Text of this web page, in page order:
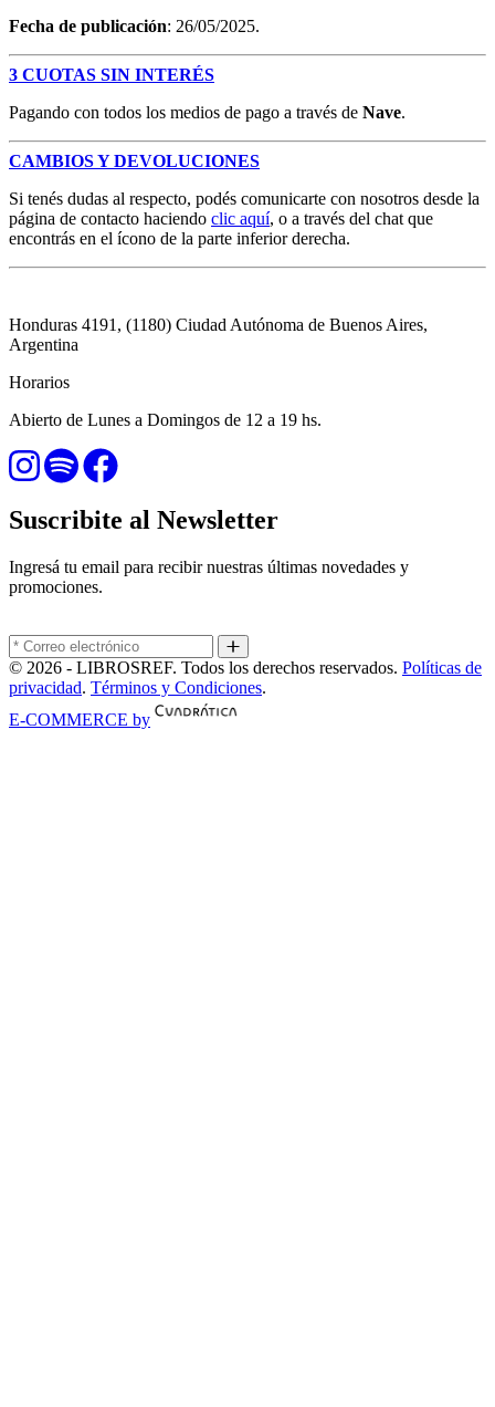
Fecha de publicación: 26/05/2025.
3 CUOTAS SIN INTERÉS
Pagando con todos los medios de pago a través de Nave.
CAMBIOS Y DEVOLUCIONES
Si tenés dudas al respecto, podés comunicarte con nosotros desde la
página de contacto haciendo clic aquí, o a través del chat que
encontrás en el ícono de la parte inferior derecha.
Honduras 4191, (1180) Ciudad Autónoma de Buenos Aires,
Argentina
Horarios
Abierto de Lunes a Domingos de 12 a 19 hs.
Suscribite al Newsletter
Ingresá tu email para recibir nuestras últimas novedades y
promociones.
© 2026 - LIBROSREF. Todos los derechos reservados. Políticas de
privacidad. Términos y Condiciones.
E-COMMERCE by